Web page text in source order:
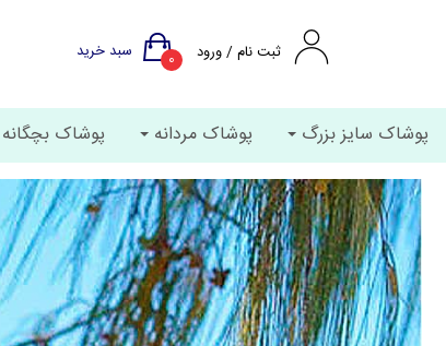
ثبت نام / ورود 0 سبد خرید
پوشاک سایز بزرگ پوشاک مردانه پوشاک بچگانه